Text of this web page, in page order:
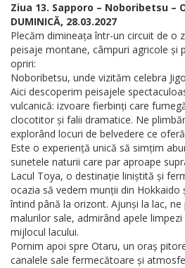
Ziua 13. Sapporo – Noboribetsu –
DUMINICĂ, 28.03.2027
Plecăm dimineața într-un circuit de o
peisaje montane, câmpuri agricole și
opriri:
Noboribetsu, unde vizităm celebra
Aici descoperim peisajele
vulcanică: izvoare fierbinți care
clocotitor și falii dramatice. Ne
explorând locuri de belvedere ce
Este o experiență unică să simțim
sunetele naturii care par aproape
Lacul Toya, o destinație liniștită și
ocazia să vedem munții din Hokkaido
întind până la orizont. Ajunși la lac,
malurilor sale, admirând apele
mijlocul lacului.
Pornim apoi spre Otaru, un oraș
canalele sale fermecătoare și